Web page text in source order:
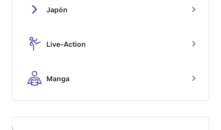
Japón
Live-Action
Manga